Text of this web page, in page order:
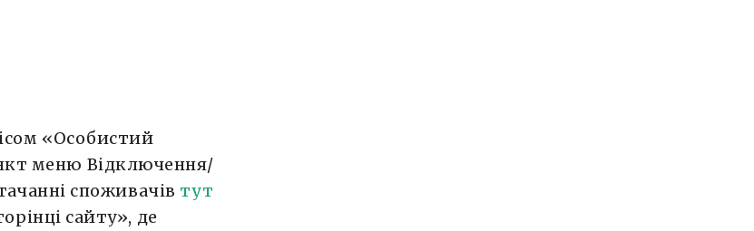
«Особистий
меню Відключення/
споживачів тут
сайту», де